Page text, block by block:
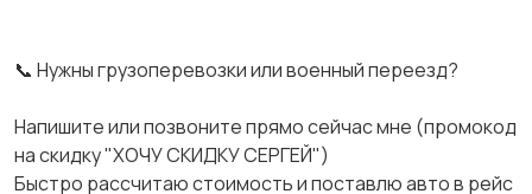
📞 Нужны грузоперевозки или военный переезд?
Напишите или позвоните прямо сейчас мне (промокод
на скидку "ХОЧУ СКИДКУ СЕРГЕЙ")
Быстро рассчитаю стоимость и поставлю авто в рейс